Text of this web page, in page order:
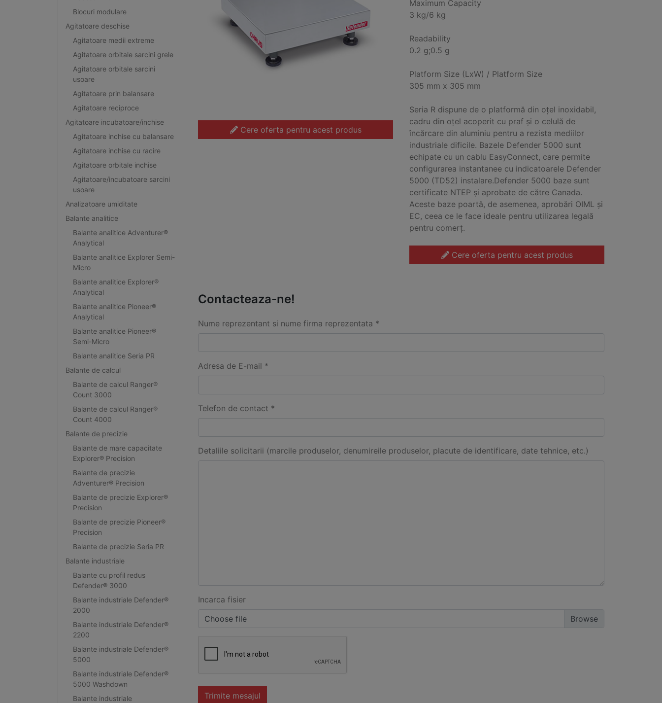
Blocuri modulare
Agitatoare deschise
Agitatoare medii extreme
Agitatoare orbitale sarcini grele
Agitatoare orbitale sarcini
usoare
Agitatoare prin balansare
Agitatoare reciproce
Agitatoare incubatoare/inchise
Agitatoare inchise cu balansare
Agitatoare inchise cu racire
Agitatoare orbitale inchise
Agitatoare/incubatoare sarcini
usoare
Analizatoare umiditate
Balante analitice
Balante analitice Adventurer®
Analytical
Balante analitice Explorer Semi-
Micro
Balante analitice Explorer®
Analytical
Balante analitice Pioneer®
Analytical
Balante analitice Pioneer®
Semi-Micro
Balante analitice Seria PR
Balante de calcul
Balante de calcul Ranger®
Count 3000
Balante de calcul Ranger®
Count 4000
Balante de precizie
Balante de mare capacitate
Explorer® Precision
Balante de precizie
Adventurer® Precision
Balante de precizie Explorer®
Precision
Balante de precizie Pioneer®
Precision
Balante de precizie Seria PR
Balante industriale
Balante cu profil redus
Defender® 3000
Balante industriale Defender®
2000
Balante industriale Defender®
2200
Balante industriale Defender®
5000
Balante industriale Defender®
5000 Washdown
Balante industriale
Cere oferta pentru acest produs
Maximum Capacity
3 kg/6 kg
Readability
0.2 g;0.5 g
Platform Size (LxW) / Platform Size
305 mm x 305 mm
Seria R dispune de o platformă din oțel inoxidabil,
cadru din oțel acoperit cu praf și o celulă de
încărcare din aluminiu pentru a rezista mediilor
industriale dificile. Bazele Defender 5000 sunt
echipate cu un cablu EasyConnect, care permite
configurarea instantanee cu indicatoarele Defender
5000 (TD52) instalare.Defender 5000 baze sunt
certificate NTEP și aprobate de către Canada.
Aceste baze poartă, de asemenea, aprobări OIML și
EC, ceea ce le face ideale pentru utilizarea legală
pentru comerț.
Cere oferta pentru acest produs
Contacteaza-ne!
Nume reprezentant si nume firma reprezentata *
Adresa de E-mail *
Telefon de contact *
Detaliile solicitarii (marcile produselor, denumireile produselor, placute de identificare, date tehnice, etc.)
Incarca fisier
Choose file
Trimite mesajul